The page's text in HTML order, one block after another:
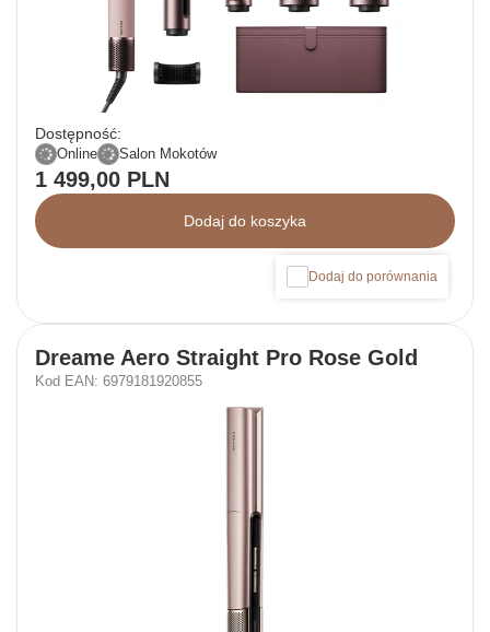
Dostępność:
Online Salon Mokotów
1 499,00 PLN
Dodaj do koszyka
Dodaj do porównania
Dreame Aero Straight Pro Rose Gold
Kod EAN: 6979181920855